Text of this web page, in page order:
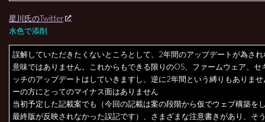
星川氏のTwitter
水色で添削
誤解していただきたくないところとして、2年間のアップデートが為さ
意味ではありません。これからもできる限りのOS、ファームウェア、セ
ッチのアップデートはしていきますし、逆に2年間という縛りもありま
ーの方にとってのマイナス面はありません
当初予定した記載案でも（今回の記載は案の段階から仮でウェブ構築を
最終版が反映されなかった誤記です）、さまざまな注意書きがあり、そ